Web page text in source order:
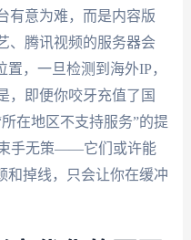
有意为难，而是内容版
、腾讯视频的服务器会
，一旦检测到海外IP，
，即便你咬牙充值了国
在地区不支持服务”的提
手无策——它们或许能
和掉线，只会让你在缓冲